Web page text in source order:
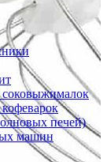
соковыжималок
печей)
машин